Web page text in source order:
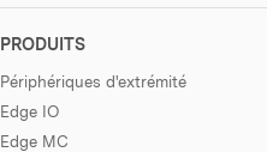
PRODUITS
Périphériques d'extrémité
Edge IO
Edge MC